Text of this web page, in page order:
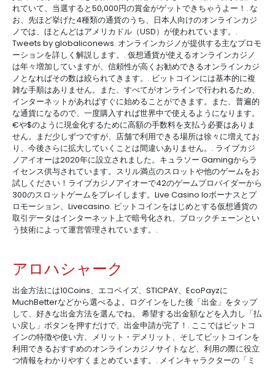
れていて、当選すると50,000円の賞金がゲットできちゃうよー！. な
お、先ほど挙げた4種類の通貨のうち、日本人向けのオンラインカジ
ノでは、ほとんどはアメリカドル（USD）が使われています。.
Tweets by globaliconews. オンラインカジノが提供する主なプロモ
ーションを詳しく解説します。. 仮想通貨が使えるオンラインカジノ
は年々増加していますが、信頼性が高くお勧めできるオンラインカジ
ノとなればその数は絞られてきます。. ビットコインには基本的に複
雑な手順はありません。また、すべてがオンラインで行われるため、
インターネットがあればすぐに始めることができます。また、普遍的
な通貨になるので、一度購入すれば世界中で使えるようになります。
€や$のように現金化するために高額の手数料を支払う必要はありま
せん。まだ少しずつですが、店舗で利用できる場所は徐々に増えてお
り、今後さらに拡大していくことは間違いありません。. ライブカジ
ノアイオーは2020年に設立されました。キュラソー Gamingからラ
イセンス供与されています。スリル満点のスロットや他のゲームをお
試しください！ライブカジノアイオーで42のゲームプロバイダーから
300のスロットゲームをプレイします。Live Casino Ioボーナスとプ
ロモーション、Livecasino. ビットコインをはじめとする仮想通貨の
取引データはインターネット上で暗号化され、ブロックチェーンとい
う技術によって運営管理されています。.
アロハシャーク
出金方法には10Coins、エコペイズ、STICPAY、EcoPayzに
MuchBetterなどから選べるよ。ログインをした後「出金」をタップ
して、好きな出金方法を選んでね。 希望する出金額などを入力し「払
い戻し」ボタンを押すだけで、出金申請が完了！. ここではビットコ
インの特徴や使い方、メリット・デメリット、そしてビットコインを
利用できるおすすめのオンラインカジノサイトなど、利用の際に役立
つ情報をわかりやすくまとめています。. メインキャラクターの「ミ